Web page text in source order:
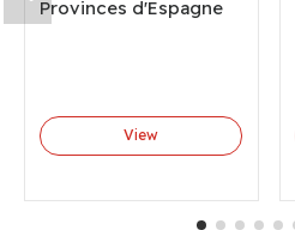
Provinces d'Espagne
View